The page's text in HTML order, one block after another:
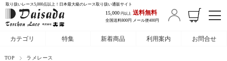
取り扱いレース5,000点以上！日本最大級のレース取り扱い通販サイト
15,000 円以上 送料無料
全国送料800円 メール便400円
カテゴリ 特集 新着商品 利用案内 お問合せ
TOP ラメレース